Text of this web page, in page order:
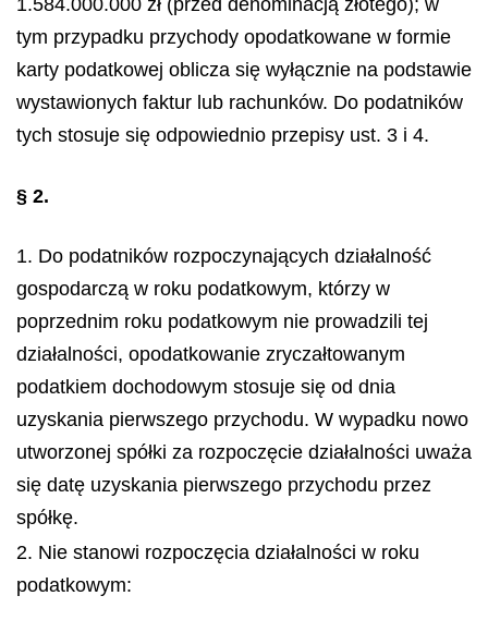
tym przypadku przychody opodatkowane w formie
karty podatkowej oblicza się wyłącznie na podstawie
wystawionych faktur lub rachunków. Do podatników
tych stosuje się odpowiednio przepisy ust. 3 i 4.
§ 2.
1. Do podatników rozpoczynających działalność
gospodarczą w roku podatkowym, którzy w
poprzednim roku podatkowym nie prowadzili tej
działalności, opodatkowanie zryczałtowanym
podatkiem dochodowym stosuje się od dnia
uzyskania pierwszego przychodu. W wypadku nowo
utworzonej spółki za rozpoczęcie działalności uważa
się datę uzyskania pierwszego przychodu przez
spółkę.
2. Nie stanowi rozpoczęcia działalności w roku
podatkowym: